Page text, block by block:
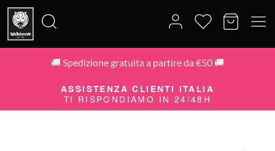
🚚 Spedizione gratuita a partire da €50 🚚
ASSISTENZA CLIENTI ITALIA
TI RISPONDIAMO IN 24/48H